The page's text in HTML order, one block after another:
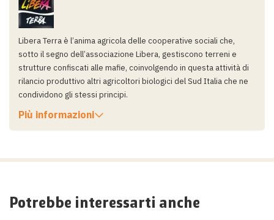
Libera Terra è l’anima agricola delle cooperative sociali che,
sotto il segno dell’associazione Libera, gestiscono terreni e
strutture confiscati alle mafie, coinvolgendo in questa attività di
rilancio produttivo altri agricoltori biologici del Sud Italia che ne
condividono gli stessi principi.
Più informazioni
Potrebbe interessarti anche